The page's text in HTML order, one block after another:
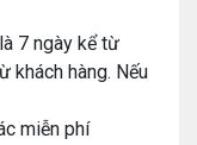
7 ngày kể từ
khách hàng. Nếu
miễn phí